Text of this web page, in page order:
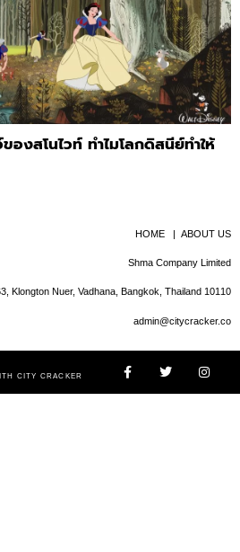
งสโนไวท์ ทำไมโลกดิสนีย์ทำให้
HOME | ABOUT US
Shma Company Limited
Klongton Nuer, Vadhana, Bangkok, Thailand 10110
admin@citycracker.co
CITY CRACKER